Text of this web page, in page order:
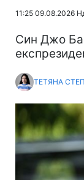
11:25 09.08.2026
Син Джо
ТЕТЯНА